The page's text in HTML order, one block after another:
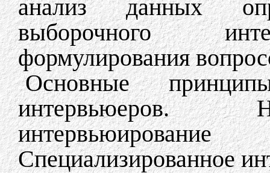
анализ данных
выборочного
формулирования
Основные
интервьюеров.
Специализированное